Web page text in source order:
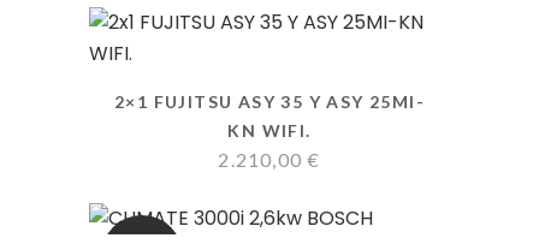
2×1 FUJITSU ASY 35 Y ASY 25MI-
KN WIFI.
2.210,00€